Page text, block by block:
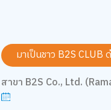
มาเป็นชาว B2S
สาขา B2S Co., Ltd.